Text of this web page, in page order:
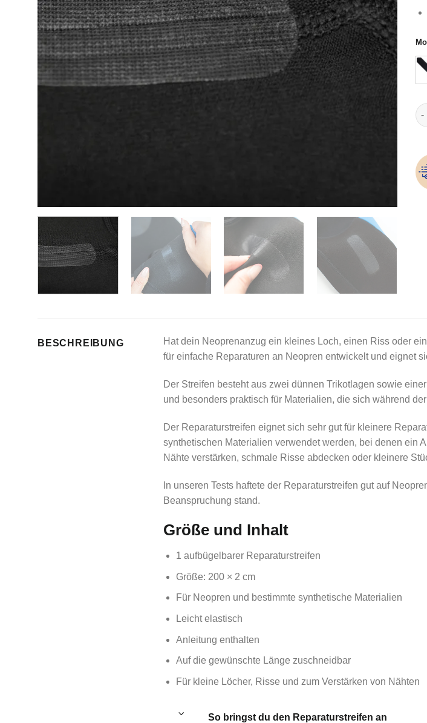
BESCHREIBUNG
Hat dein Neoprenanzug ein kleines Loch, einen Riss oder
für einfache Reparaturen an Neopren entwickelt und eignet
Der Streifen besteht aus zwei dünnen Trikotlagen sowie
und besonders praktisch für Materialien, die sich während
Der Reparaturstreifen eignet sich sehr gut für kleinere
synthetischen Materialien verwendet werden, bei denen ein
Nähte verstärken, schmale Risse abdecken oder kleinere
In unseren Tests haftete der Reparaturstreifen gut auf
Beanspruchung stand.
Größe und Inhalt
1 aufbügelbarer Reparaturstreifen
Größe: 200 × 2 cm
Für Neopren und bestimmte synthetische Materialien
Leicht elastisch
Anleitung enthalten
Auf die gewünschte Länge zuschneidbar
Für kleine Löcher, Risse und zum Verstärken von Nähten
So bringst du den Reparaturstreifen an